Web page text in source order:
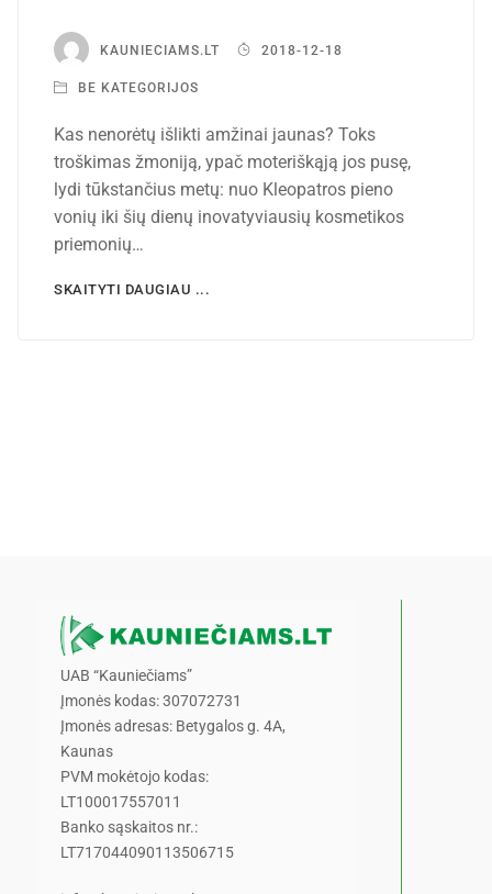
KAUNIECIAMS.LT 2018-12-18
BE KATEGORIJOS
Kas nenorėtų išlikti amžinai jaunas? Toks
troškimas žmoniją, ypač moteriškąją jos pusę,
lydi tūkstančius metų: nuo Kleopatros pieno
vonių iki šių dienų inovatyviausių kosmetikos
priemonių…
SKAITYTI DAUGIAU ...
UAB “Kauniečiams”
Įmonės kodas: 307072731
Įmonės adresas: Betygalos g. 4A,
Kaunas
PVM mokėtojo kodas:
LT100017557011
Banko sąskaitos nr.:
LT717044090113506715